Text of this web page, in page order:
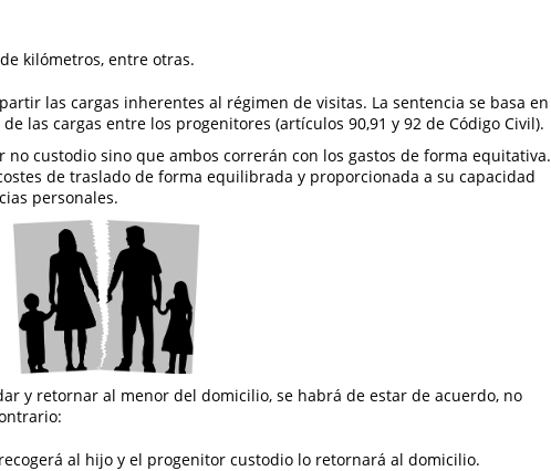
kilómetros, entre otras.
las cargas inherentes al régimen de visitas. La sentencia se basa en
las cargas entre los progenitores (artículos 90,91 y 92 de Código Civil).
no custodio sino que ambos correrán con los gastos de forma equitativa.
de traslado de forma equilibrada y proporcionada a su capacidad
personales.
y retornar al menor del domicilio, se habrá de estar de acuerdo, no
al hijo y el progenitor custodio lo retornará al domicilio.